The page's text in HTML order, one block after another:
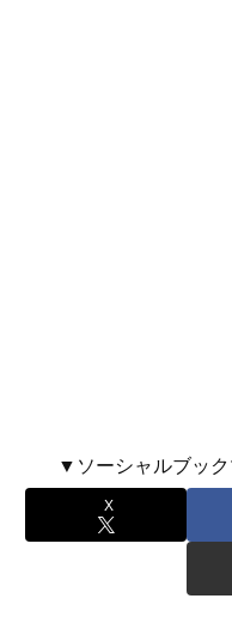
▼ソーシャルブッ
X